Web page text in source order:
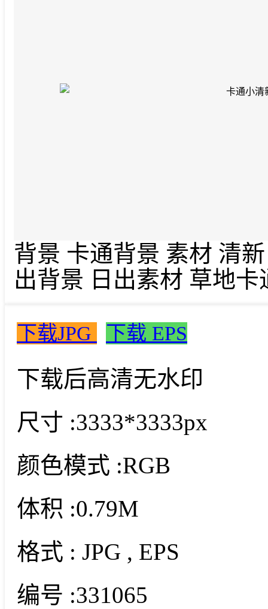
背景 卡通背景 素材 清
出背景 日出素材 草地卡
下载JPG 下载 EPS
下载后高清无水印
尺寸 :3333*3333px
颜色模式 :RGB
体积 :0.79M
格式 : JPG , EPS
编号 :331065